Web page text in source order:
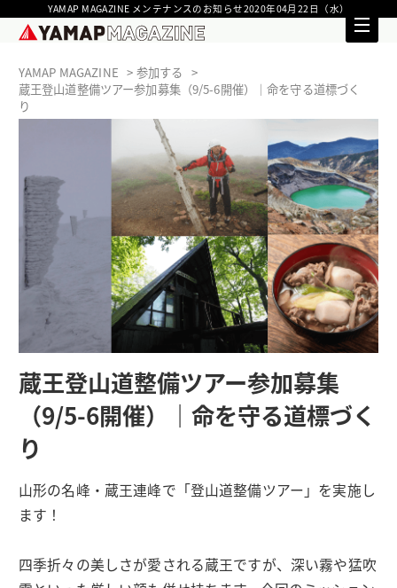
YAMAP MAGAZINE メンテナンスのお知らせ2020年04月22日（水）
YAMAP MAGAZINE
参加する
蔵王登山道整備ツアー参加募集（9/5-6開催）｜命を守る道標づく
り
蔵王登山道整備ツアー参加募集
（9/5-6開催）｜命を守る道標づく
り
山形の名峰・蔵王連峰で「登山道整備ツアー」を実施し
ます！
四季折々の美しさが愛される蔵王ですが、深い霧や猛吹